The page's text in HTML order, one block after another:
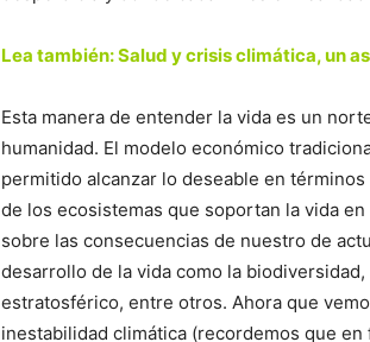
Lea también:Salud y crisis climática, un
Esta manera de entender la vida es un
humanidad. El modelo económico
permitido alcanzar lo deseable en
de los ecosistemas que soportan la vida
sobre las consecuencias de nuestro de
desarrollo de la vida como la
estratosférico, entre otros. Ahora que
inestabilidad climática (recordemos que